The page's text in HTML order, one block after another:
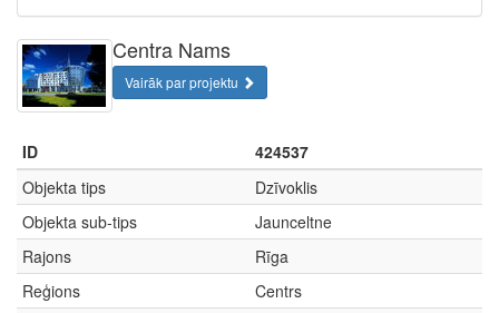
Centra Nams
Vairāk par projektu
ID
424537
Objekta tips
Dzīvoklis
Objekta sub-tips
Jaunceltne
Rajons
Rīga
Reģions
Centrs